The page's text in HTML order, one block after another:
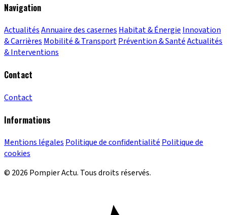
Navigation
ActualitésAnnuaire des casernes Habitat & Énergie Innovation
& Carrières Mobilité & TransportPrévention & SantéActualités
& Interventions
Contact
Contact
Informations
Mentions légales Politique de confidentialité Politique de
cookies
© 2026 Pompier Actu. Tous droits réservés.